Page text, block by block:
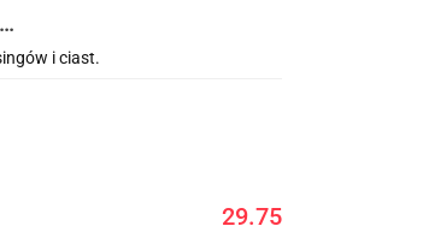
i ciast.
29.75